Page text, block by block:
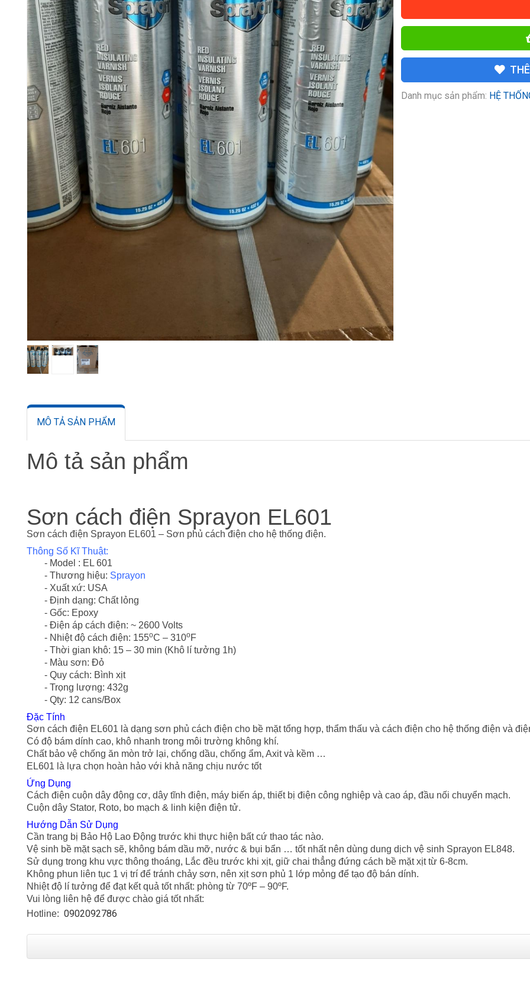
Danh mục sản phẩm: HỆ
MÔ TẢ SẢN PHẨM
Mô tả sản phẩm
Sơn cách điện Sprayon EL601
Sơn cách điện Sprayon EL601 – Sơn phủ cách điện cho hệ thống điện.
Thông Số Kĩ Thuật:
- Model : EL 601
- Thương hiệu: Sprayon
- Xuất xứ: USA
- Định dạng: Chất lỏng
- Gốc: Epoxy
- Điện áp cách điện: ~ 2600 Volts
- Nhiệt độ cách điện: 155oC – 310oF
- Thời gian khô: 15 – 30 min (Khô lí tưởng 1h)
- Màu sơn: Đỏ
- Quy cách: Bình xịt
- Trọng lượng: 432g
- Qty: 12 cans/Box
Đặc Tính
Sơn cách điện EL601 là dạng sơn phủ cách điện cho bề mặt tổng hợp, thẩm thấu và cách điện cho hệ thống điện và
Có độ bám dính cao, khô nhanh trong môi trường không khí.
Chất bảo vệ chống ăn mòn trở lại, chống dầu, chống ẩm, Axit và kềm …
EL601 là lựa chọn hoàn hảo với khả năng chịu nước tốt
Ứng Dụng
Cách điện cuộn dây động cơ, dây tĩnh điện, máy biến áp, thiết bị điện công nghiệp và cao áp, đầu nối chuyển mạch.
Cuộn dây Stator, Roto, bo mạch & linh kiện điện tử.
Hướng Dẫn Sử Dụng
Cần trang bị Bảo Hộ Lao Động trước khi thực hiện bất cứ thao tác nào.
Vệ sinh bề mặt sạch sẽ, không bám dầu mỡ, nước & bụi bẩn … tốt nhất nên dùng dung dịch vệ sinh Sprayon EL848.
Sử dụng trong khu vực thông thoáng, Lắc đều trước khi xịt, giữ chai thẳng đứng cách bề mặt xịt từ 6-8cm.
Không phun liên tục 1 vị trí để tránh chảy sơn, nên xịt sơn phủ 1 lớp mỏng để tạo độ bán dính.
Nhiệt độ lí tưởng để đạt kết quả tốt nhất: phòng từ 70ºF – 90ºF.
Vui lòng liên hệ để được chào giá tốt nhất:
Hotline: 0902092786